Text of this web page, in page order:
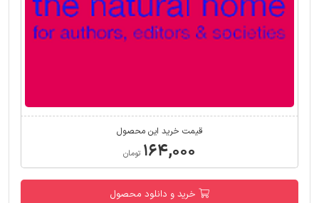
قیمت خرید این محصول
۱۶۴,۰۰۰ تومان
خرید و دانلود محصول